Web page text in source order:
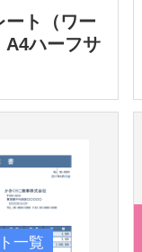
ート（ワー
A4ハーフサ
一覧